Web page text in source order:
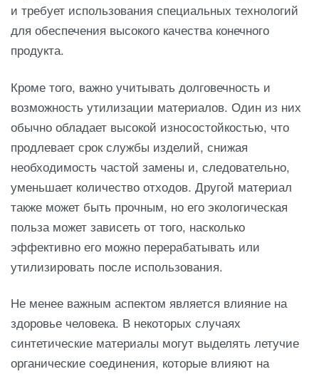
и требует использования специальных технологий
для обеспечения высокого качества конечного
продукта.
Кроме того, важно учитывать долговечность и
возможность утилизации материалов. Один из них
обычно обладает высокой износостойкостью, что
продлевает срок службы изделий, снижая
необходимость частой замены и, следовательно,
уменьшает количество отходов. Другой материал
также может быть прочным, но его экологическая
польза может зависеть от того, насколько
эффективно его можно перерабатывать или
утилизировать после использования.
Не менее важным аспектом является влияние на
здоровье человека. В некоторых случаях
синтетические материалы могут выделять летучие
органические соединения, которые влияют на